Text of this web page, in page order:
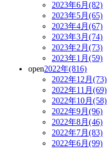
2023年6月(82)
2023年5月(65)
2023年4月(67)
2023年3月(74)
2023年2月(73)
2023年1月(59)
open2022年(816)
2022年12月(73)
2022年11月(69)
2022年10月(58)
2022年9月(96)
2022年8月(46)
2022年7月(83)
2022年6月(99)